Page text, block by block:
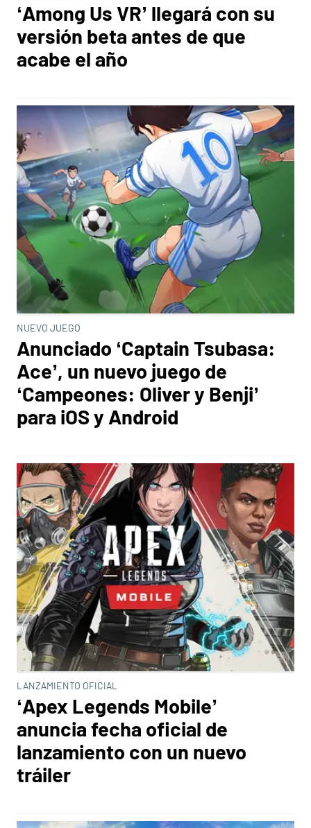
‘Among Us VR’ llegará con su
versión beta antes de que
acabe el año
NUEVO JUEGO
Anunciado ‘Captain Tsubasa:
Ace’, un nuevo juego de
‘Campeones: Oliver y Benji’
para iOS y Android
LANZAMIENTO OFICIAL
‘Apex Legends Mobile’
anuncia fecha oficial de
lanzamiento con un nuevo
tráiler